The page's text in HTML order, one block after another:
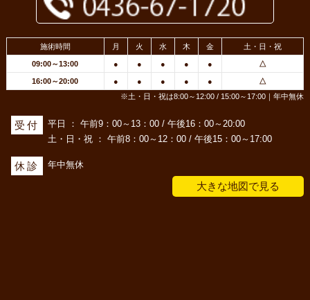
施術時間 月 火 水 木 金 土・日・祝
09:00～13:00 ● ● ● ● ● △
16:00～20:00 ● ● ● ● ●
△
※土・日・祝は8:00～12:00 / 15:00～17:00｜年中無休
受付
平日 ： 午前9：00～13：00 / 午後16：00～20:00
土・日・祝 ： 午前8：00～12：00 / 午後15：00～17:00
休診 年中無休
大きな地図で見る